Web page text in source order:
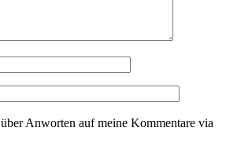
Anworten auf meine Kommentare via